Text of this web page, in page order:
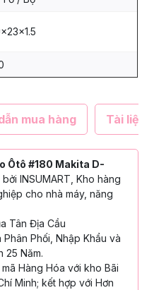
mua hàng Tài
Ôtô #180 Makita D-
INSUMART, Kho hàng
cho nhà máy, năng
Tân Địa Cầu
Phân Phối, Nhập Khẩu và
25 Năm.
Hàng Hóa với kho Bãi
Minh; kết hợp với Hơn